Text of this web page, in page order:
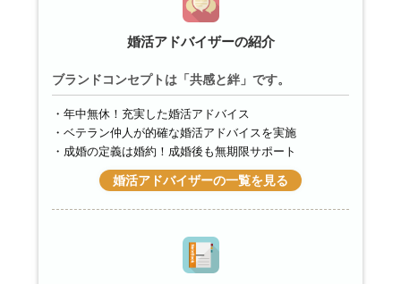
婚活アドバイザーの紹介
ブランドコンセプトは「共感と絆」です。
年中無休！充実した婚活アドバイス
ベテラン仲人が的確な婚活アドバイスを実施
成婚の定義は婚約！成婚後も無期限サポート
婚活アドバイザーの一覧を見る